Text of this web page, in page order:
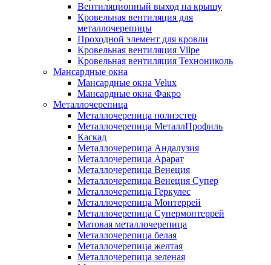
Вентиляционный выход на крышу
Кровельная вентиляция для
металлочерепицы
Проходной элемент для кровли
Кровельная вентиляция Vilpe
Кровельная вентиляция Технониколь
Мансардные окна
Мансардные окна Velux
Мансардные окна Факро
Металлочерепица
Металлочерепица полиэстер
Металлочерепица МеталлПрофиль
Каскад
Металлочерепица Андалузия
Металлочерепица Арарат
Металлочерепица Венеция
Металлочерепица Венеция Супер
Металлочерепица Геркулес
Металлочерепица Монтеррей
Металлочерепица Супермонтеррей
Матовая металлочерепица
Металлочерепица белая
Металлочерепица желтая
Металлочерепица зеленая